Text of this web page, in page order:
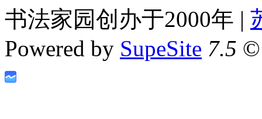
书法家园创办于2000年 |
Powered by SupeSite 7.5 ©